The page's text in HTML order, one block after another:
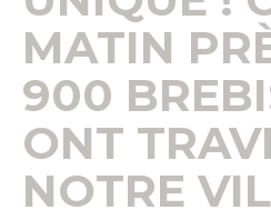
MATIN
900
ONT
NOTRE